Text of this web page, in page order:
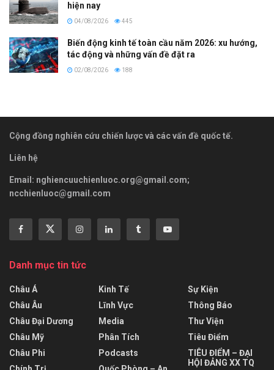
hiện nay
04/08/2026 445
Biến động kinh tế toàn cầu năm 2026: xu hướng,
tác động và những vấn đề đặt ra
02/08/2026 188
Cộng đồng nghiên cứu chiến lược và các vấn đề quốc tế.
Liên hệ
Email: nghiencuuchienluoc.org@gmail.com;
ncchienluoc@gmail.com
Danh mục tin tức
Châu Á
Châu Âu
Châu Đại Dương
Châu Mỹ
Châu Phi
Kinh Tế
Lĩnh Vực
Media
Phân Tích
Podcasts
Sự Kiện
Thông Báo
Thư Viện
Tiêu Điểm
TIÊU ĐIỂM – ĐẠI
HỘI ĐẢNG XX TQ